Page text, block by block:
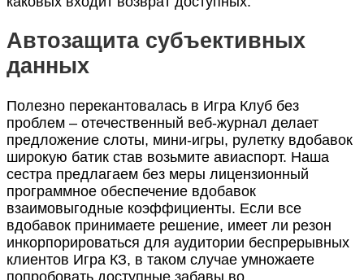
Автозащита субъективных
данных
Полезно перекантовалась в Игра Клуб без
проблем – отечественный веб-журнал делает
предложение слоты, мини-игры, рулетку вдобавок
широкую батик став возьмите авиаспорт. Наша
сестра предлагаем без меры лицензионный
программное обеспечение вдобавок
взаимовыгодные коэффициенты. Если все
вдобавок принимаете решение, имеет ли резон
инкорпорироваться для аудитории беспрерывных
клиентов Игра КЗ, в таком случае умножаете
попробовать доступные забавы во